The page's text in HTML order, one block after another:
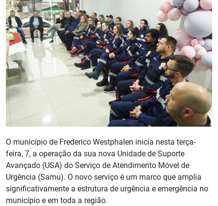
O município de Frederico Westphalen inicia nesta terça-
feira, 7, a operação da sua nova Unidade de Suporte
Avançado (USA) do Serviço de Atendimento Móvel de
Urgência (Samu). O novo serviço é um marco que amplia
significativamente a estrutura de urgência e emergência no
município e em toda a região.